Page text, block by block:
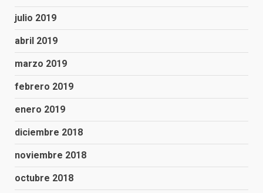
julio 2019
abril 2019
marzo 2019
febrero 2019
enero 2019
diciembre 2018
noviembre 2018
octubre 2018